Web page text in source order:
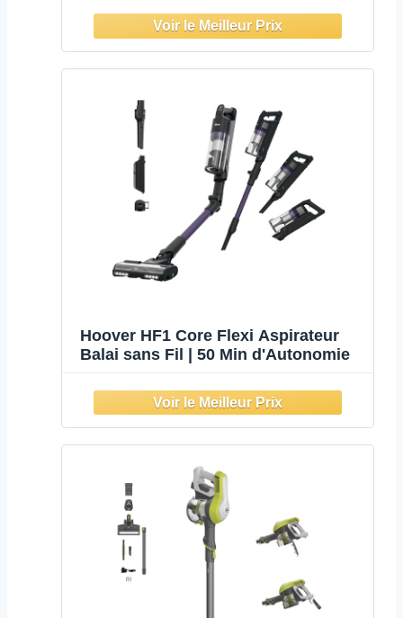
Autonomie 40min, Maxi Capacité
0,9L,Position Parking,Filtre Lavable,
Accessoires Embarqués Brosse
Meuble + Suceur
Hoover HF1 Core Flexi Aspirateur
Balai sans Fil | 50 Min d'Autonomie